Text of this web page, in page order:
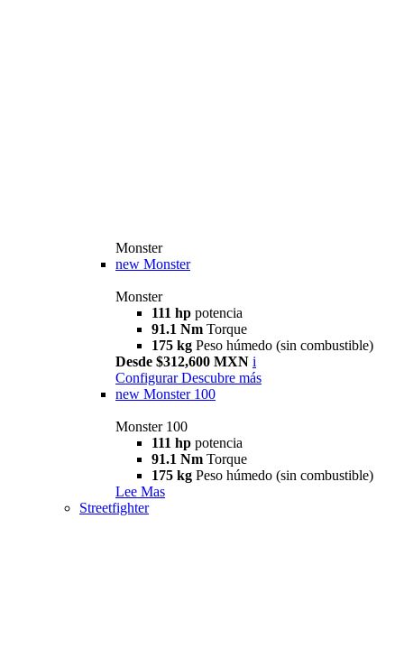
Monster
new Monster
Monster
111 hp potencia
91.1 Nm Torque
175 kg Peso húmedo (sin combustible)
Desde $312,600 MXN i
Configurar Descubre más
new Monster 100
Monster 100
111 hp potencia
91.1 Nm Torque
175 kg Peso húmedo (sin combustible)
Lee Mas
Streetfighter